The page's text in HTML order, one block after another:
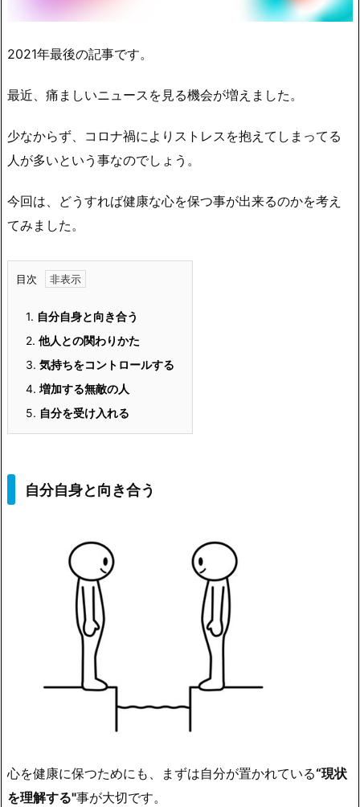
2021年最後の記事です。
最近、痛ましいニュースを見る機会が増えました。
少なからず、コロナ禍によりストレスを抱えてしまってる
人が多いという事なのでしょう。
今回は、どうすれば健康な心を保つ事が出来るのかを考え
てみました。
目次
1. 自分自身と向き合う
2. 他人との関わりかた
3. 気持ちをコントロールする
4. 増加する無敵の人
5. 自分を受け入れる
自分自身と向き合う
心を健康に保つためにも、まずは自分が置かれている“現状
を理解する"事が大切です。